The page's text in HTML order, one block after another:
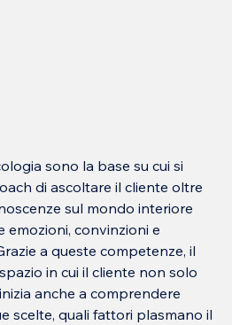
sono la base su cui si
di ascoltare il cliente oltre
sul mondo interiore
emozioni, convinzioni e
a queste competenze, il
in cui il cliente non solo
anche a comprendere
scelte, quali fattori plasmano il